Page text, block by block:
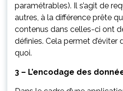
paramétrables). Il s’agit de
autres, à la différence prête
contenus dans celles-ci ont
définies. Cela permet d’éviter
quoi.
3 – L’encodage des